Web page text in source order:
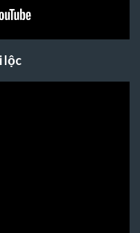
lộc